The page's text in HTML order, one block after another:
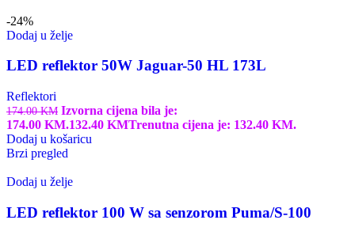
-24%
Dodaj u želje
LED reflektor 50W Jaguar-50 HL 173L
Reflektori
174.00KM Izvorna cijena bila je:
174.00 KM.132.40 KMTrenutna cijena je: 132.40 KM.
Dodaj u košaricu
Brzi pregled
Dodaj u želje
LED reflektor 100 W sa senzorom Puma/S-100